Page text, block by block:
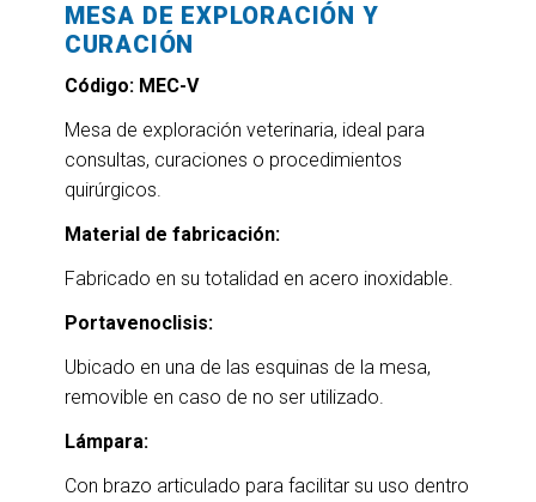
MESA DE EXPLORACIÓN Y
CURACIÓN
Código: MEC-V
Mesa de exploración veterinaria, ideal para
consultas, curaciones o procedimientos
quirúrgicos.
Material de fabricación:
Fabricado en su totalidad en acero inoxidable.
Portavenoclisis:
Ubicado en una de las esquinas de la mesa,
removible en caso de no ser utilizado.
Lámpara:
Con brazo articulado para facilitar su uso dentro